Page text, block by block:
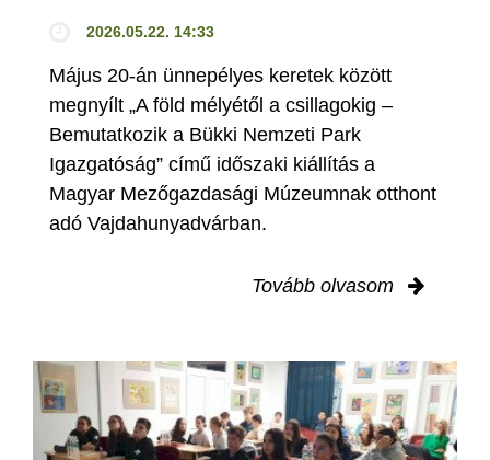
2026.05.22. 14:33
Május 20-án ünnepélyes keretek között
megnyílt „A föld mélyétől a csillagokig –
Bemutatkozik a Bükki Nemzeti Park
Igazgatóság” című időszaki kiállítás a
Magyar Mezőgazdasági Múzeumnak otthont
adó Vajdahunyadvárban.
Tovább olvasom